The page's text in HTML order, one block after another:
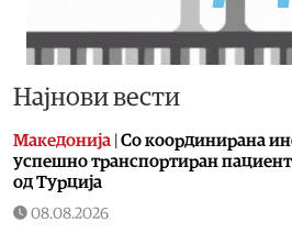
Најнови вести
Македонија Со координирана
успешно транспортиран
од Турција
08.08.2026